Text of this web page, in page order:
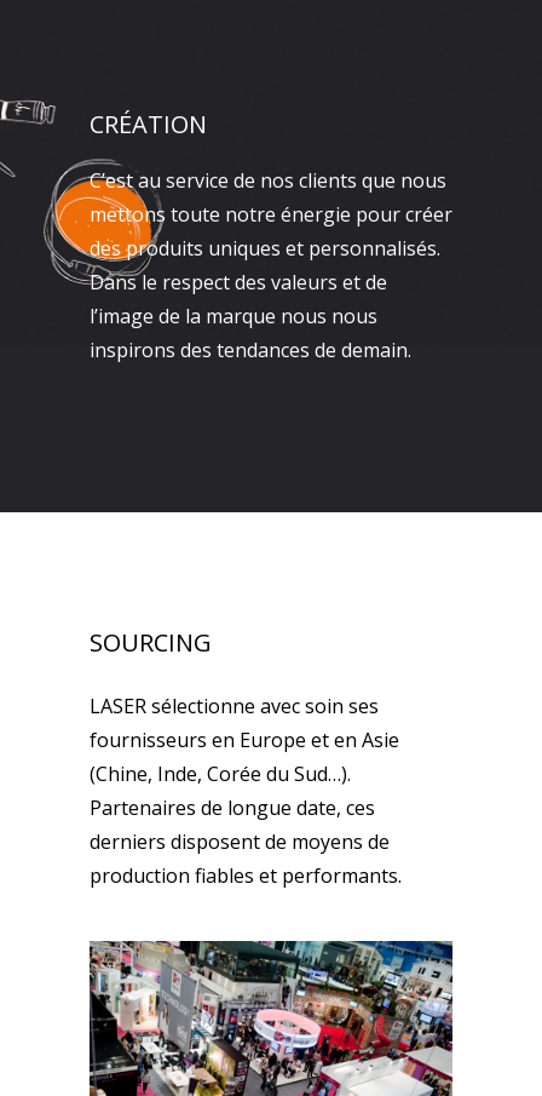
CRÉATION
C’est au service de nos clients que nous
mettons toute notre énergie pour créer
des produits uniques et personnalisés.
Dans le respect des valeurs et de
l’image de la marque nous nous
inspirons des tendances de demain.
SOURCING
LASER sélectionne avec soin ses
fournisseurs en Europe et en Asie
(Chine, Inde, Corée du Sud…).
Partenaires de longue date, ces
derniers disposent de moyens de
production fiables et performants.